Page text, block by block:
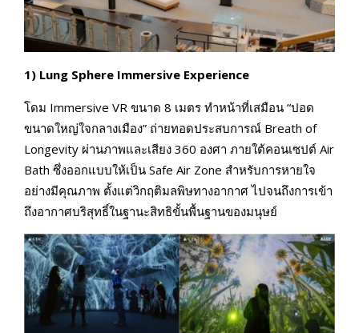
1) Lung Sphere Immersive Experience
โดม Immersive VR ขนาด 8 เมตร ทำหน้าที่เสมือน “ปอด
ขนาดใหญ่ใจกลางเมือง” ถ่ายทอดประสบการณ์ Breath of
Longevity ผ่านภาพและเสียง 360 องศา ภายใต้คอนเซปต์ Air
Bath ซึ่งออกแบบให้เป็น Safe Air Zone สำหรับการหายใจ
อย่างมีคุณภาพ ตั้งแต่วิกฤติมลพิษทางอากาศ ไปจนถึงการเข้า
ถึงอากาศบริสุทธิ์ในฐานะสิทธิขั้นพื้นฐานของมนุษย์